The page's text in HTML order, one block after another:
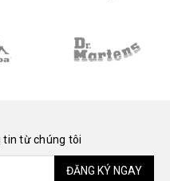
tin từ chúng tôi
ĐĂNG KÝ NGAY